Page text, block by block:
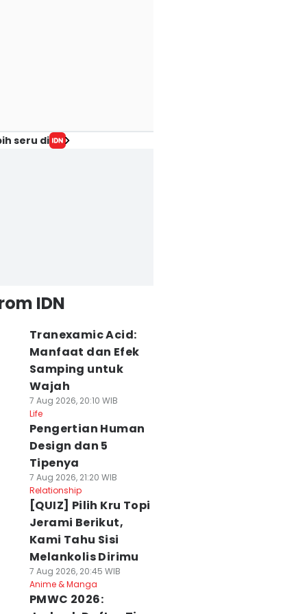
seru di
IDN
Tranexamic Acid:
Manfaat dan Efek
Samping untuk
Wajah
7 Aug 2026, 20:10 WIB
Life
Pengertian Human
Design dan 5
Tipenya
7 Aug 2026, 21:20 WIB
Relationship
[QUIZ] Pilih Kru Topi
Jerami Berikut,
Kami Tahu Sisi
Melankolis Dirimu
7 Aug 2026, 20:45 WIB
Anime & Manga
PMWC 2026: